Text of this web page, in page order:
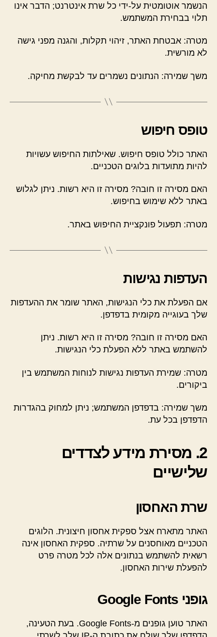
הנשמר אוטומטית על-ידי כל שרת אינטרנט; הדבר אינו
תלוי בבחירת המשתמש.
מטרה: אבטחת האתר, זיהוי תקלות, והגנה מפני גישה
לא מורשית.
משך שמירה: הנתונים נשמרים עד לבקשת מחיקה.
טופס חיפוש
האתר כולל טופס חיפוש. שאילתות החיפוש עשויות
להיות מתועדות בלוגים הטכניים.
האם מסירה זו חובה? מסירה זו היא רשות. ניתן לגלוש
באתר ללא שימוש בחיפוש.
מטרה: תפעול פונקציית החיפוש באתר.
העדפות נגישות
אם הפעלת את כלי הנגישות, האתר שומר את ההעדפות
שלך בעוגייה מקומית בדפדפן.
האם מסירה זו חובה? מסירה זו היא רשות. ניתן
להשתמש באתר ללא הפעלת כלי הנגישות.
מטרה: שמירת העדפות נגישות לנוחות המשתמש בין
ביקורים.
משך שמירה: בדפדפן המשתמש; ניתן למחוק בהגדרות
הדפדפן בכל עת.
2. מסירת מידע לצדדים
שלישיים
שרת האחסון
האתר מתארח אצל ספקית אחסון חיצונית. הלוגים
הטכניים מאוחסנים על שרתיה. ספקית האחסון אינה
רשאית להשתמש בנתונים אלה לכל מטרה פרט
להפעלת שירות האחסון.
גופני Google Fonts
האתר טוען גופנים מ-Google Fonts. בעת הטעינה,